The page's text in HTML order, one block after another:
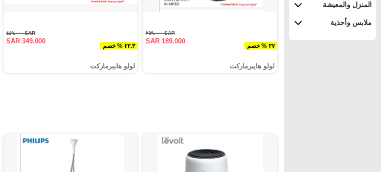
المنزل والمعيشة
ملابس وأحذية
٢٧ % خصم
SAR ٢٥٩.٠٠٠
SAR 189.000
لولو هايبرماركت
٢٢.٣ % خصم
SAR ٤٤٩.٠٠٠
SAR 349.000
لولو هايبرماركت